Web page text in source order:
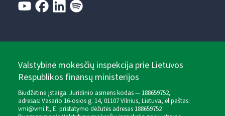
Valstybinė mokesčių inspekcija prie Lietuvos
Respublikos finansų ministerijos
Biudžetinė įstaiga. Juridinio asmens kodas — 188659752,
adresas: Vasario 16-osios g. 14, 01107 Vilnius, Lietuva, el.paštas:
vmi@vmi.lt, E. pristatymo dėžutės adresas 188659752